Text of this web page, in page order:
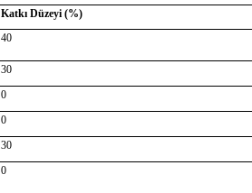
Katkı Düzeyi (%)
40
30
0
0
30
0